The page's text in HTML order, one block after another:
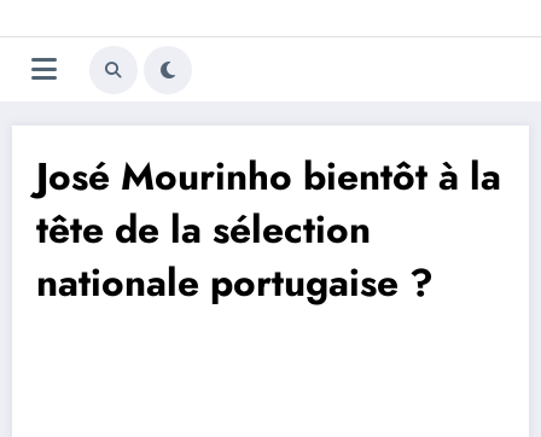
au
contenu
Trivela
L'actualité du football
José Mourinho bientôt à la
tête de la sélection
nationale portugaise ?